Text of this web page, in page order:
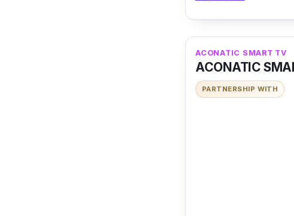
ข้อเสีย
ยังไม่รองรับเทคโ
ACONATIC SMART TV
ACONATIC
PARTNERSHIP WITH